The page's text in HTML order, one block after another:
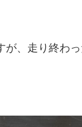
、走り終わ